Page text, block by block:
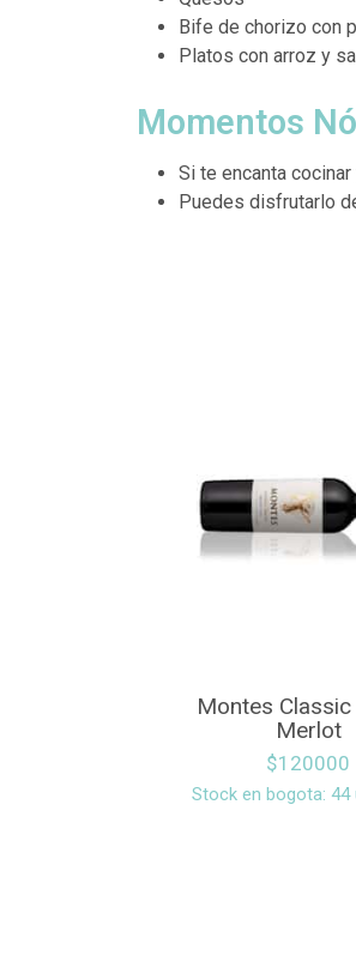
Bife de chorizo con
Platos con arroz y
Momentos
Si te encanta
Puedes disfrutarlo
Montes Classic
Merlot
$120000
Stock en bogota: 44